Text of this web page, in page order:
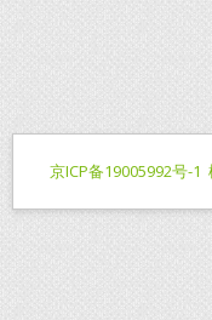
京ICP备19005992号-1